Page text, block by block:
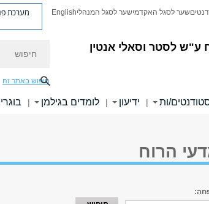
ע"ש לסטר וסאלי אנטין
שער לסגל האקדמישער לסגל המנהליEnglish מערכת
חיפוש באתר זה
ות | ידיעון | לומדים בגילמן |
הרוח